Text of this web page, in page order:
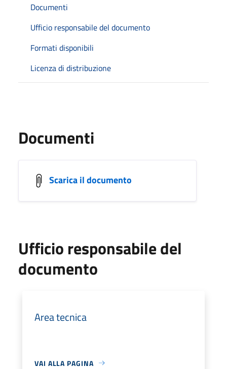
Documenti
Ufficio responsabile del documento
Formati disponibili
Licenza di distribuzione
Documenti
Scarica il documento
Ufficio responsabile del
documento
Area tecnica
VAI ALLA PAGINA